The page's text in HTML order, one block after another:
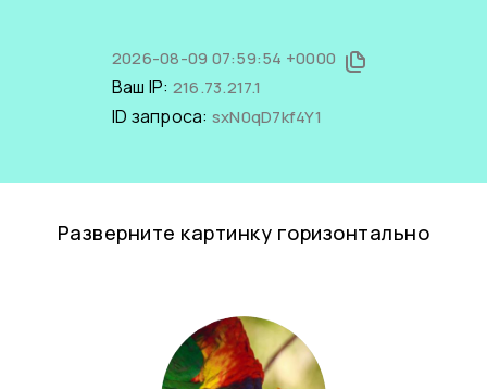
2026-08-09 07:59:54 +0000
Ваш IP: 216.73.217.1
ID запроса: sxN0qD7kf4Y1
Разверните картинку горизонтально